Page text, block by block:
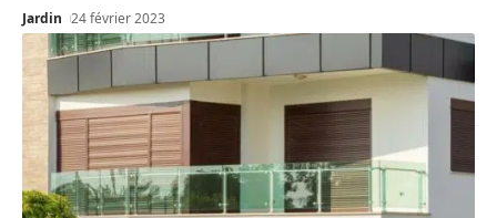
Jardin 24 février 2023